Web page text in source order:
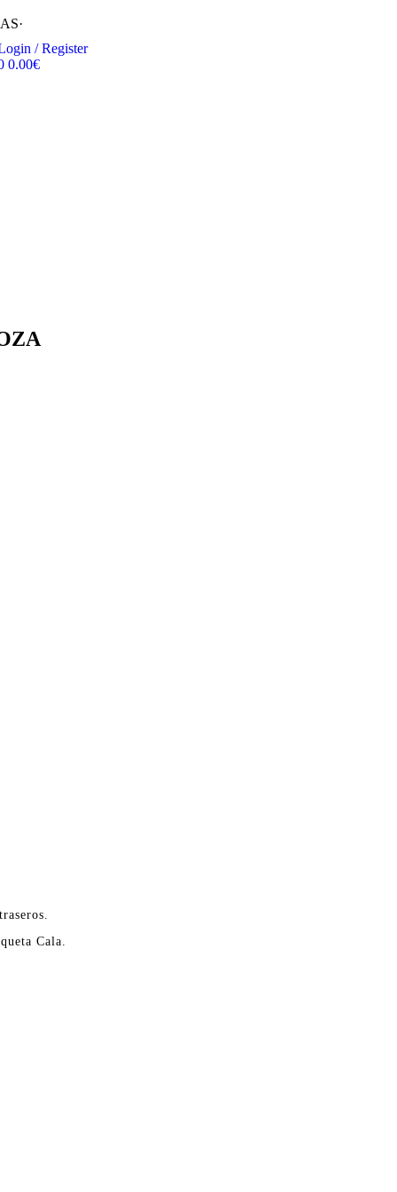
·
/ Register
0.00€
Cala.